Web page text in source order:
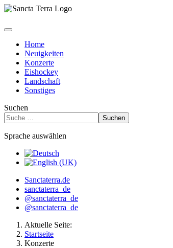
Home
Neuigkeiten
Konzerte
Eishockey
Landschaft
Sonstiges
Suchen
Suchen
Sprache auswählen
Sanctaterra.de
sanctaterra_de
@sanctaterra_de
@sanctaterra_de
Aktuelle Seite:
Startseite
Konzerte